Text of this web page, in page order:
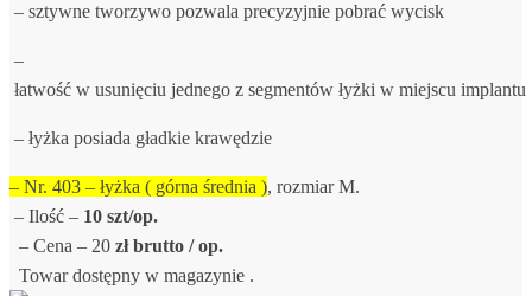
– sztywne tworzywo pozwala precyzyjnie pobrać wycisk
–
łatwość w usunięciu jednego z segmentów łyżki w miejscu implantu
– łyżka posiada gładkie krawędzie
– Nr. 403 – łyżka ( górna średnia ), rozmiar M.
– Ilość – 10 szt/op.
– Cena – 20 zł brutto / op.
Towar dostępny w magazynie .